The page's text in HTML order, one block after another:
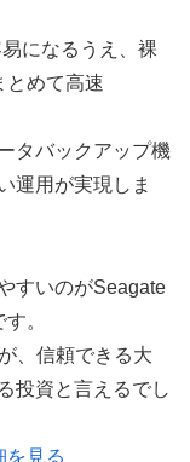
になるうえ、裸
とめて高速
タバックアップ機
運用が実現しま
すいのがSeagate
。
、信頼できる大
投資と言えるでし
を見る